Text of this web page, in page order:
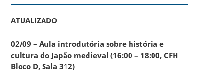
ATUALIZADO
02/09 – Aula introdutória sobre história e
cultura do Japão medieval (16:00 – 18:00, CFH
Bloco D, Sala 312)